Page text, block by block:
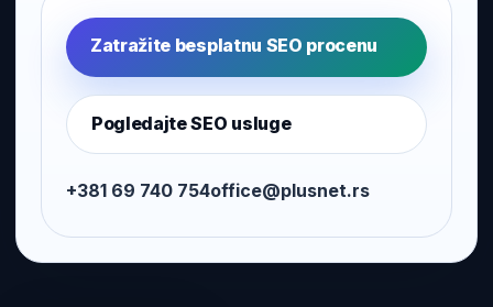
Zatražite besplatnu SEO procenu
Pogledajte SEO usluge
+381 69 740 754office@plusnet.rs